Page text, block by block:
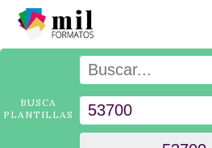
BUSCA
PLANTILLAS